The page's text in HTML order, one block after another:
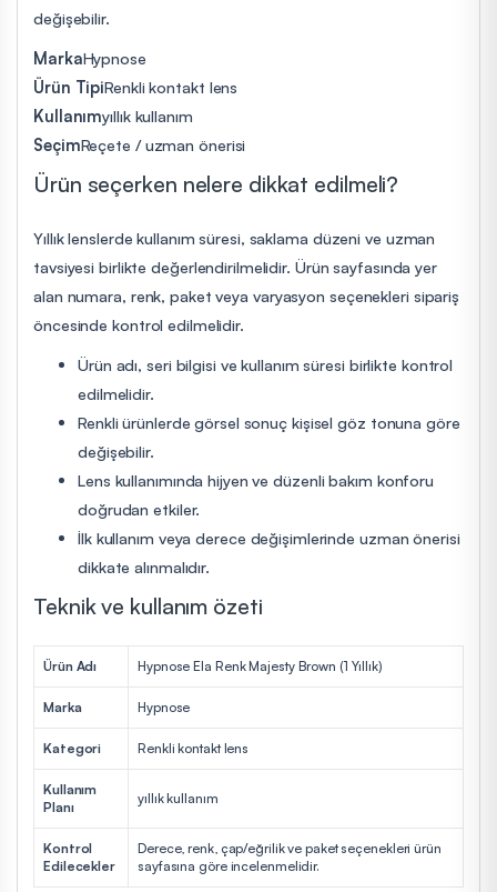
değişebilir.
MarkaHypnose
Ürün TipiRenkli kontakt lens
Kullanımyıllık kullanım
SeçimReçete / uzman önerisi
Ürün seçerken nelere dikkat edilmeli?
Yıllık lenslerde kullanım süresi, saklama düzeni ve uzman
tavsiyesi birlikte değerlendirilmelidir. Ürün sayfasında yer
alan numara, renk, paket veya varyasyon seçenekleri sipariş
öncesinde kontrol edilmelidir.
Ürün adı, seri bilgisi ve kullanım süresi birlikte kontrol
edilmelidir.
Renkli ürünlerde görsel sonuç kişisel göz tonuna göre
değişebilir.
Lens kullanımında hijyen ve düzenli bakım konforu
doğrudan etkiler.
İlk kullanım veya derece değişimlerinde uzman önerisi
dikkate alınmalıdır.
Teknik ve kullanım özeti
Ürün Adı Hypnose Ela Renk Majesty Brown (1 Yıllık)
Marka Hypnose
Kategori Renkli kontakt lens
Kullanım
Planı
yıllık kullanım
Kontrol
Edilecekler
Derece, renk, çap/eğrilik ve paket seçenekleri ürün
sayfasına göre incelenmelidir.